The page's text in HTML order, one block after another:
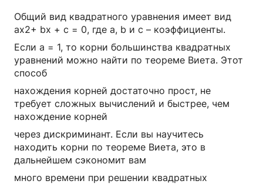
Общий вид квадратного уравнения имеет вид
ax2+ bx + c = 0, где a, b и c – коэффициенты.
Если a = 1, то корни большинства квадратных
уравнений можно найти по теореме Виета. Этот
способ
нахождения корней достаточно прост, не
требует сложных вычислений и быстрее, чем
нахождение корней
через дискриминант. Если вы научитесь
находить корни по теореме Виета, это в
дальнейшем сэкономит вам
много времени при решении квадратных